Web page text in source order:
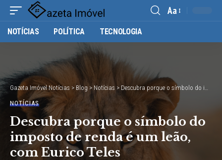
Font
Aa
NOTÍCIAS POLÍTICA TECNOLOGIA
Gazeta Imóvel Notícias > Blog > Notícias > Descubra porque o símbolo do imposto de renda é um leão, com Eurico Teles
NOTÍCIAS
Descubra porque o símbolo do
imposto de renda é um leão,
com Eurico Teles